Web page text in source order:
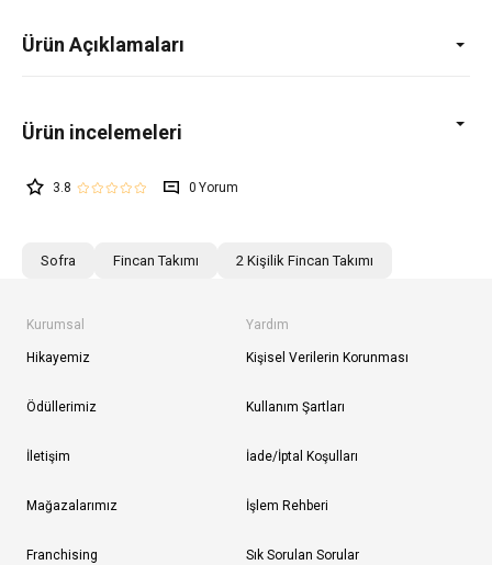
Ürün Açıklamaları
3.8 0
Sofra Fincan Takımı 2 Kişilik Fincan Takımı
Kurumsal
Hikayemiz
Ödüllerimiz
İletişim
Mağazalarımız
Franchising
Yardım
Kişisel Verilerin Korunması
Kullanım Şartları
İade/İptal Koşulları
İşlem Rehberi
Sık Sorulan Sorular